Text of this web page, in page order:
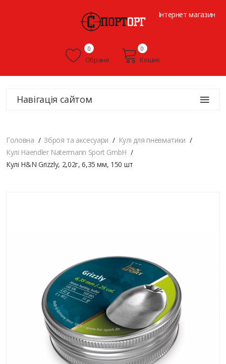
Інтернет магазин
Обране
0
Кошик
0
Навігація сайтом
Головна Зброя та аксесуари
Кулі для пневматики
Кулі Haendler Natermann Sport GmbH
Кулі H&N Grizzly, 2,02г, 6,35 мм, 150 шт